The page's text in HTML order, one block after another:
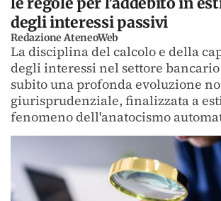
degli interessi passivi
Redazione AteneoWeb
La disciplina del calcolo e della
degli interessi nel settore
subito una profonda evoluzione
giurisprudenziale, finalizzata a
fenomeno dell'anatocismo